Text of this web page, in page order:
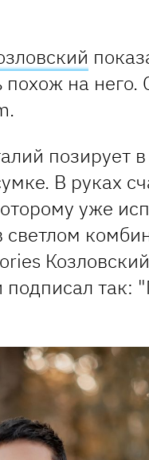
на
позирует
В руках
уже
так: